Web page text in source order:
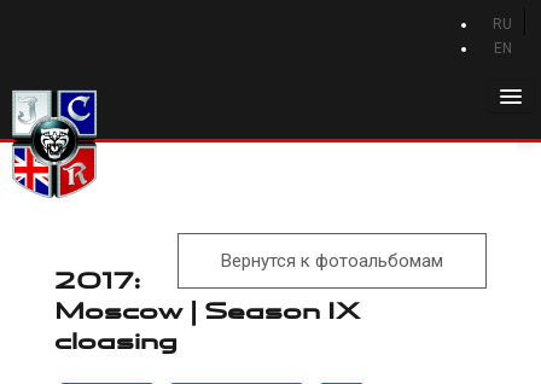
RU
EN
Главная
Новости Jaguar
Клуб
Вернутся к фотоальбомам
2017:
Moscow | Season IX
cloasing